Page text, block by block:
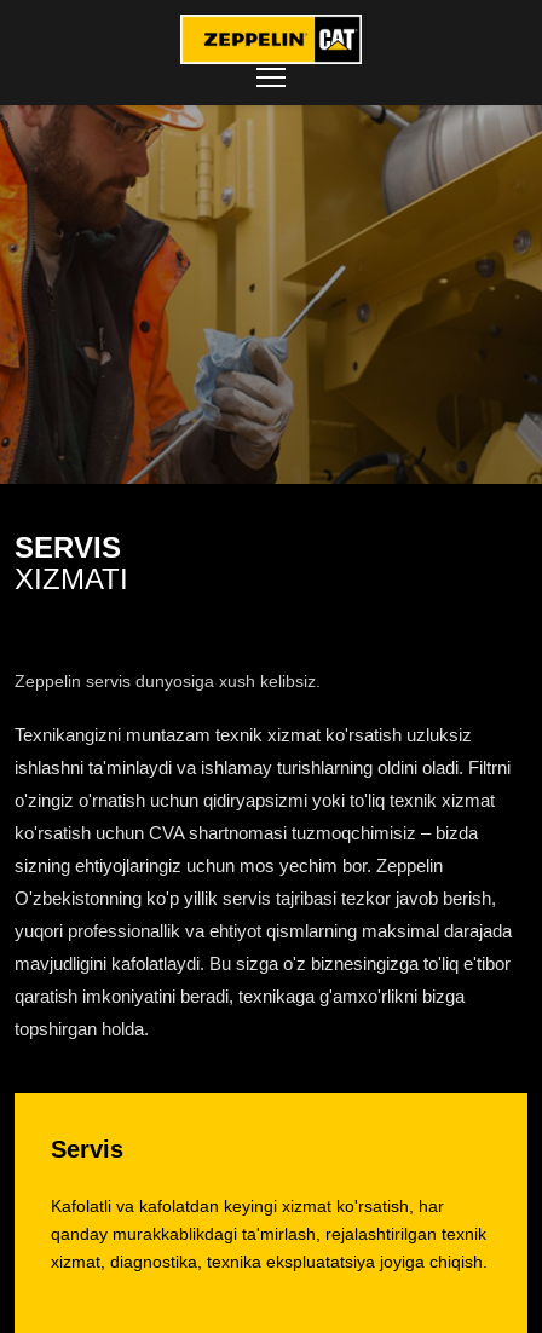
SERVIS
XIZMATI
Zeppelin servis dunyosiga xush kelibsiz.
Texnikangizni muntazam texnik xizmat ko'rsatish uzluksiz
ishlashni ta'minlaydi va ishlamay turishlarning oldini oladi. Filtrni
o'zingiz o'rnatish uchun qidiryapsizmi yoki to'liq texnik xizmat
ko'rsatish uchun CVA shartnomasi tuzmoqchimisiz – bizda
sizning ehtiyojlaringiz uchun mos yechim bor. Zeppelin
O'zbekistonning ko'p yillik servis tajribasi tezkor javob berish,
yuqori professionallik va ehtiyot qismlarning maksimal darajada
mavjudligini kafolatlaydi. Bu sizga o'z biznesingizga to'liq e'tibor
qaratish imkoniyatini beradi, texnikaga g'amxo'rlikni bizga
topshirgan holda.
Servis
Kafolatli va kafolatdan keyingi xizmat ko'rsatish, har
qanday murakkablikdagi ta'mirlash, rejalashtirilgan texnik
xizmat, diagnostika, texnika ekspluatatsiya joyiga chiqish.